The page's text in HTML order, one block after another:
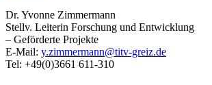
Dr. Yvonne Zimmermann
Stellv. Leiterin Forschung und Entwicklung
– Geförderte Projekte
E-Mail: y.zimmermann@titv-greiz.de
Tel: +49(0)3661 611-310